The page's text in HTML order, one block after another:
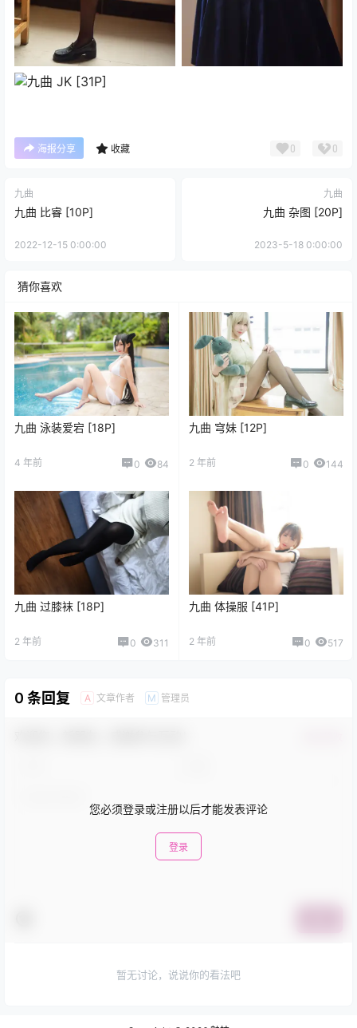
海报分享 收藏 0 0
九曲
九曲 比睿 [10P]
2022-12-15 0:00:00
九曲
九曲 杂图 [20P]
2023-5-18 0:00:00
猜你喜欢
九曲 泳装爱宕 [18P]
4 年前 0 84
九曲 穹妹 [12P]
2 年前 0 144
九曲 过膝袜 [18P]
2 年前 0 311
九曲 体操服 [41P]
2 年前 0 517
0 条回复 A 文章作者 M 管理员
您必须登录或注册以后才能发表评论
登录
暂无讨论，说说你的看法吧